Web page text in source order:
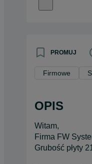
PROMUJ
Firmowe
OPIS
Witam,
Firma FW
Grubość płyty